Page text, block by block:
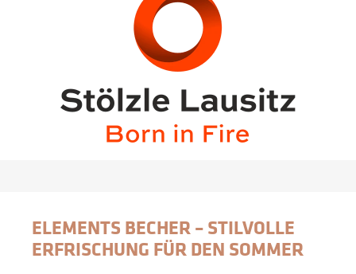
ELEMENTS BECHER – STILVOLLE
ERFRISCHUNG FÜR DEN SOMMER